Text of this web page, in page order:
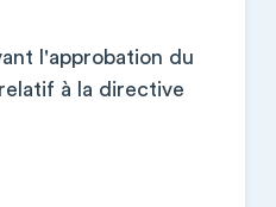
l'approbation du
à la directive